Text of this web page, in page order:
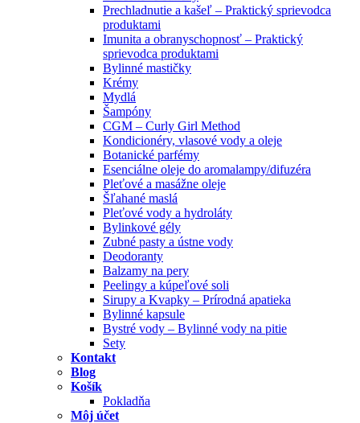
Prechladnutie a kašeľ – Praktický sprievodca
produktami
Imunita a obranyschopnosť – Praktický
sprievodca produktami
Bylinné mastičky
Krémy
Mydlá
Šampóny
CGM – Curly Girl Method
Kondicionéry, vlasové vody a oleje
Botanické parfémy
Esenciálne oleje do aromalampy/difuzéra
Pleťové a masážne oleje
Šľahané maslá
Pleťové vody a hydroláty
Bylinkové gély
Zubné pasty a ústne vody
Deodoranty
Balzamy na pery
Peelingy a kúpeľové soli
Sirupy a Kvapky – Prírodná apatieka
Bylinné kapsule
Bystré vody – Bylinné vody na pitie
Sety
Kontakt
Blog
Košík
Pokladňa
Môj účet